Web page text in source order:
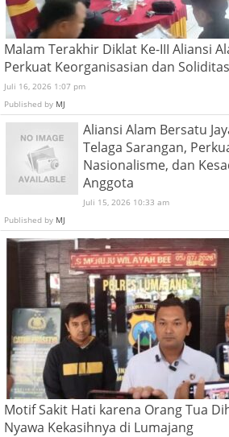
Malam Terakhir Diklat Ke-III Aliansi
Perkuat Keorganisasian dan
Juli 16, 2026 1:07 pm
Published by MJ
Aliansi Alam Bersatu
Telaga Sarangan,
Nasionalisme, dan
Anggota
Juli 15, 2026 10:33 am
Published by MJ
Motif Sakit Hati karena Orang Tua
Nyawa Kekasihnya di Lumajang